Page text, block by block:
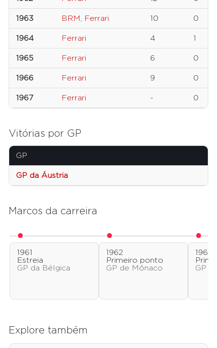
1963 BRM Ferrari 10 0
1964 Ferrari 4 1
1965 Ferrari 6 0
1966 Ferrari 9 0
1967 Ferrari - 0
Vitórias por GP
GP
GP da Áustria
Marcos da carreira
1961
Estreia
GP da Bélgica
1962
Primeiro ponto
GP de Mônaco
1962
GP
Explore também